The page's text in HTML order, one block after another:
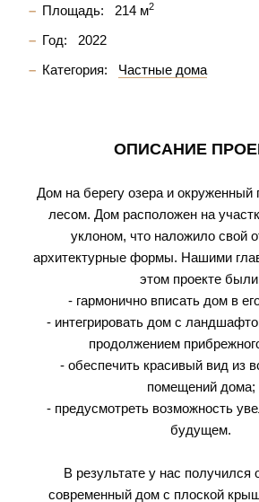
Площадь:
214 м2
Год:
2022
Категория:
Частные дома
ОПИСАНИЕ
Дом на берегу озера и
лесом. Дом расположен на
уклоном, что наложило свой
архитектурные формы. Нашими
этом проекте
- гармонично вписать дом в
- интегрировать дом с
продолжением
- обеспечить красивый вид из
помещений дома;
- предусмотреть возможность
будущем.
В результате у нас получился
современный дом с плоской